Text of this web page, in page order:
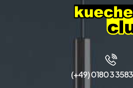
(+49) 0180 3